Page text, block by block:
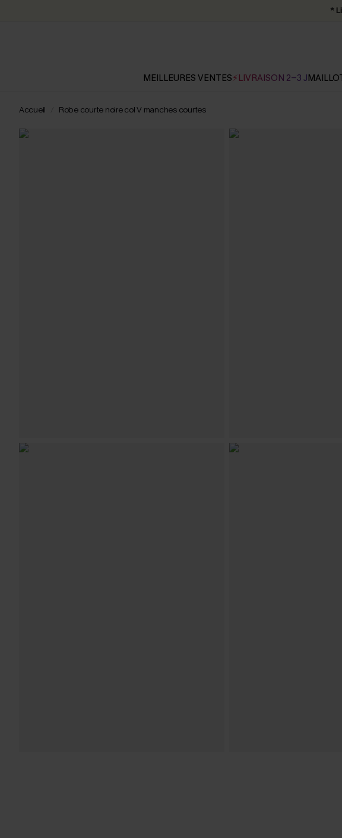
*
MEILLEURES VENTES⚡LIVRAISON 2-3 J
Accueil Robe courte noire col V manches courtes